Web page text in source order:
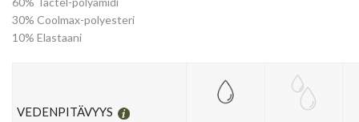
30% Coolmax-polyesteri
10% Elastaani
VEDENPITÄVYYS